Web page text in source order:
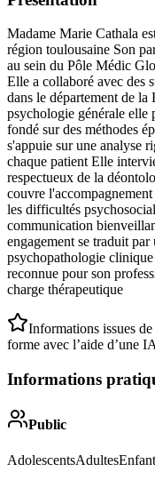
Madame Marie Cathala
région toulousaine Son
au sein du Pôle Médic
Elle a collaboré avec des
dans le département de la
psychologie générale elle
fondé sur des méthodes
s'appuie sur une analyse
chaque patient Elle
respectueux de la
couvre
les difficultés
communication
engagement se traduit par
psychopathologie
reconnue pour son
charge thérapeutique
Informations issues
forme avec l’aide d’une
Informations
Public
AdolescentsAdultes